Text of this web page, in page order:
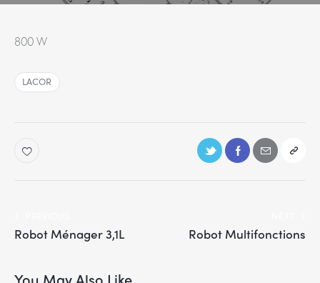
800 W
LACOR
Robot Ménager 3,1L Robot Multifonctions